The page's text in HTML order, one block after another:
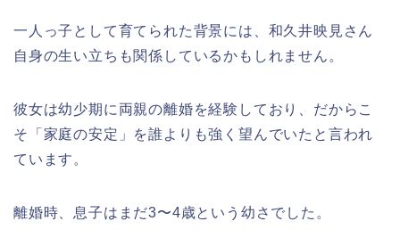
一人っ子として育てられた背景には、和久井映見さん
自身の生い立ちも関係しているかもしれません。
彼女は幼少期に両親の離婚を経験しており、だからこ
そ「家庭の安定」を誰よりも強く望んでいたと言われ
ています。
離婚時、息子はまだ3〜4歳という幼さでした。